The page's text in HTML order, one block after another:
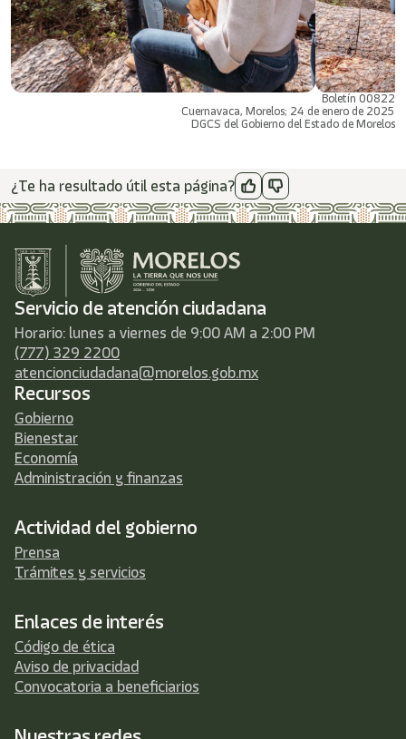
Boletín 00822
Cuernavaca, Morelos; 24 de enero de 2025
DGCS del Gobierno del Estado de Morelos
¿Te ha resultado útil esta página?
Servicio de atención ciudadana
Horario: lunes a viernes de 9:00 AM a 2:00 PM
(777) 329 2200
atencionciudadana@morelos.gob.mx
Recursos
Gobierno
Bienestar
Economía
Administración y finanzas
Actividad del gobierno
Prensa
Trámites y servicios
Enlaces de interés
Código de ética
Aviso de privacidad
Convocatoria a beneficiarios